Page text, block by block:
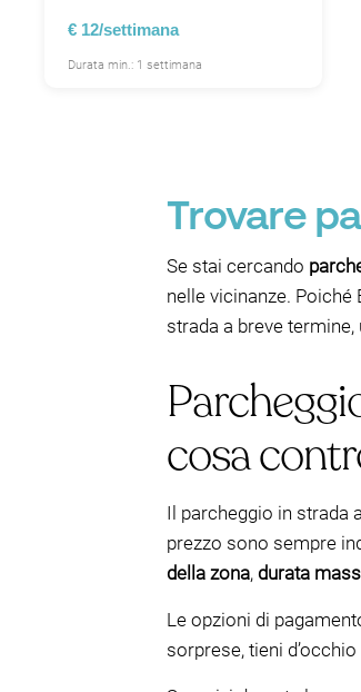
€ 12/settimana
Durata min.: 1 settimana
Trovare
Se stai cercando
nelle vicinanze. Poiché
strada a breve
cosa
Il parcheggio in strada
prezzo sono sempre
della zona, durata
Le opzioni di
sorprese, tieni